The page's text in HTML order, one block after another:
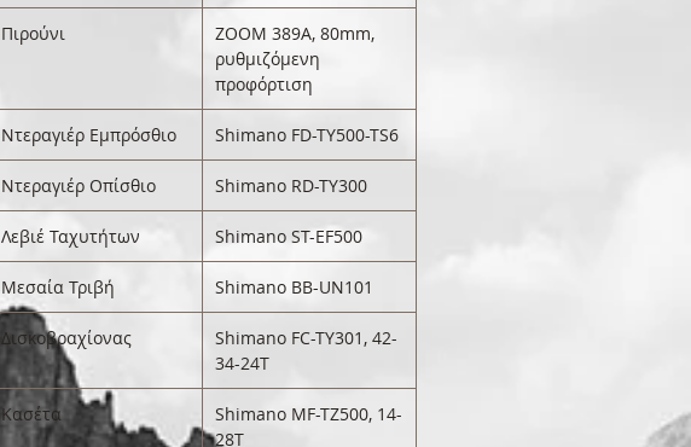
Πιρούνι
ZOOM 389A, 80mm,
ρυθμιζόμενη
προφόρτιση
Ντεραγιέρ Εμπρόσθιο Shimano FD-TY500-TS6
Ντεραγιέρ Οπίσθιο Shimano RD-TY300
Λεβιέ Ταχυτήτων Shimano ST-EF500
Μεσαία Τριβή Shimano BB-UN101
Δισκοβραχίονας
Shimano FC-TY301, 42-
34-24T
Κασέτα
Shimano MF-TZ500, 14-
28T